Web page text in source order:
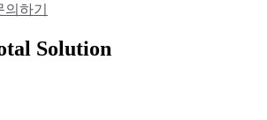
하기
Solution